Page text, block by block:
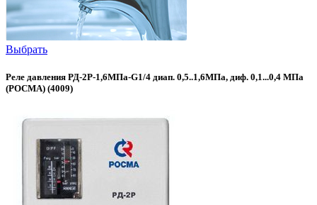
Выбрать
Реле давления РД-2Р-1,6МПа-G1/4 диап. 0,5..1,6МПа, диф. 0,1...0,4 МПа
(РОСМА) (4009)